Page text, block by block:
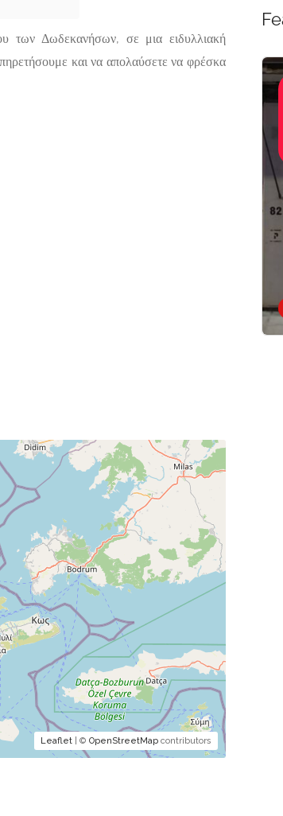
των Δωδεκανήσων, σε μια ειδυλλιακή
και να απολαύσετε να φρέσκα
Leaflet| © OpenStreetMapcontributors
ΑΓΙΟΓΡΑΦΙΑΣ
ΠΑΝΤΑΝΑΣΣΑ
ΑΓΙΟΓΡΑΦΙΑ